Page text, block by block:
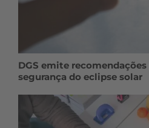
DGS emite
segurança do eclipse solar